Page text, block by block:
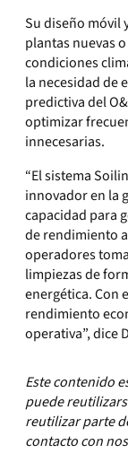
Su diseño móvil
plantas nuevas
condiciones
la necesidad de
predictiva del
optimizar
innecesarias.
“El sistema
innovador en la
capacidad para
de rendimiento
operadores
limpiezas de
energética. Con
rendimiento
operativa”, dice
Este contenido
puede
reutilizar parte
contacto con